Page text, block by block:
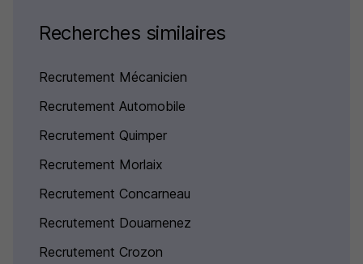
Recherches similaires
Recrutement Mécanicien
Recrutement Automobile
Recrutement Quimper
Recrutement Morlaix
Recrutement Concarneau
Recrutement Douarnenez
Recrutement Crozon